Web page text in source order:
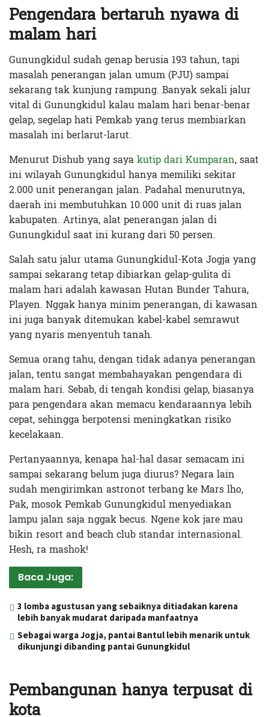
Pengendara bertaruh nyawa di
malam hari
Gunungkidul sudah genap berusia 193 tahun, tapi
masalah penerangan jalan umum (PJU) sampai
sekarang tak kunjung rampung. Banyak sekali jalur
vital di Gunungkidul kalau malam hari benar-benar
gelap, segelap hati Pemkab yang terus membiarkan
masalah ini berlarut-larut.
Menurut Dishub yang sayakutip dari Kumparan, saat
ini wilayah Gunungkidul hanya memiliki sekitar
2.000 unit penerangan jalan. Padahal menurutnya,
daerah ini membutuhkan 10.000 unit di ruas jalan
kabupaten. Artinya, alat penerangan jalan di
Gunungkidul saat ini kurang dari 50 persen.
Salah satu jalur utama Gunungkidul-Kota Jogja yang
sampai sekarang tetap dibiarkan gelap-gulita di
malam hari adalah kawasan Hutan Bunder Tahura,
Playen. Nggak hanya minim penerangan, di kawasan
ini juga banyak ditemukan kabel-kabel semrawut
yang nyaris menyentuh tanah.
Semua orang tahu, dengan tidak adanya penerangan
jalan, tentu sangat membahayakan pengendara di
malam hari. Sebab, di tengah kondisi gelap, biasanya
para pengendara akan memacu kendaraannya lebih
cepat, sehingga berpotensi meningkatkan risiko
kecelakaan.
Pertanyaannya, kenapa hal-hal dasar semacam ini
sampai sekarang belum juga diurus? Negara lain
sudah mengirimkan astronot terbang ke Mars lho,
Pak, mosok Pemkab Gunungkidul menyediakan
lampu jalan saja nggak becus. Ngene kok jare mau
bikin resort and beach club standar internasional.
Hesh, ra mashok!
Baca Juga:
3 lomba agustusan yang sebaiknya ditiadakan karena
lebih banyak mudarat daripada manfaatnya
Sebagai warga Jogja, pantai Bantul lebih menarik untuk
dikunjungi dibanding pantai Gunungkidul
Pembangunan hanya terpusat di
kota